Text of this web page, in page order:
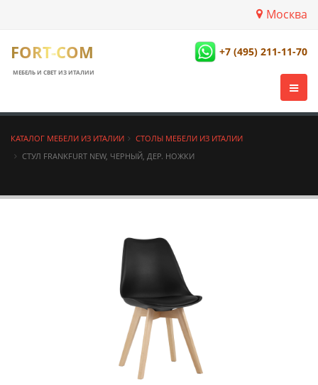
Москва
FORT-COM
МЕБЕЛЬ И СВЕТ ИЗ ИТАЛИИ
+7 (495) 211-11-70
КАТАЛОГ МЕБЕЛИ ИЗ ИТАЛИИ
СТОЛЫ МЕБЕЛИ ИЗ ИТАЛИИ
СТУЛ FRANKFURT NEW, ЧЕРНЫЙ, ДЕР. НОЖКИ